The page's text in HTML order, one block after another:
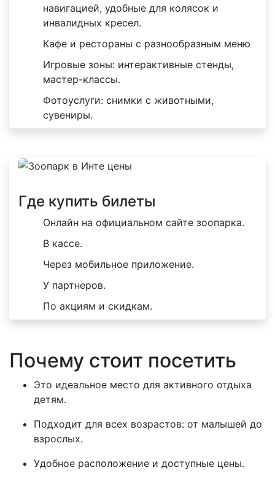
навигацией, удобные для колясок и
инвалидных кресел.
Кафе и рестораны с разнообразным меню
Игровые зоны: интерактивные стенды,
мастер-классы.
Фотоуслуги: снимки с животными,
сувениры.
Где купить билеты
Онлайн на официальном сайте зоопарка.
В кассе.
Через мобильное приложение.
У партнеров.
По акциям и скидкам.
Почему стоит посетить
Это идеальное место для активного отдыха
детям.
Подходит для всех возрастов: от малышей до
взрослых.
Удобное расположение и доступные цены.